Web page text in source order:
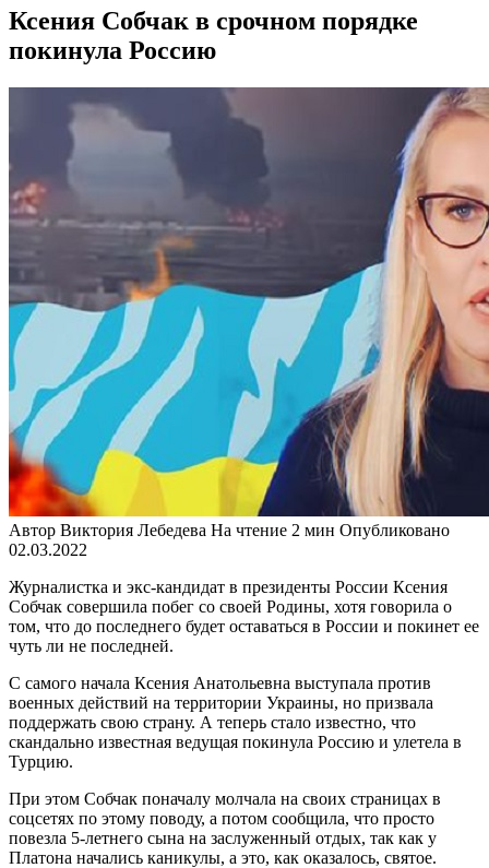
Ксения Собчак в срочном порядке
покинула Россию
Автор Виктория Лебедева На чтение 2 мин Опубликовано
02.03.2022
Журналистка и экс-кандидат в президенты России Ксения
Собчак совершила побег со своей Родины, хотя говорила о
том, что до последнего будет оставаться в России и покинет ее
чуть ли не последней.
С самого начала Ксения Анатольевна выступала против
военных действий на территории Украины, но призвала
поддержать свою страну. А теперь стало известно, что
скандально известная ведущая покинула Россию и улетела в
Турцию.
При этом Собчак поначалу молчала на своих страницах в
соцсетях по этому поводу, а потом сообщила, что просто
повезла 5-летнего сына на заслуженный отдых, так как у
Платона начались каникулы, а это, как оказалось, святое.